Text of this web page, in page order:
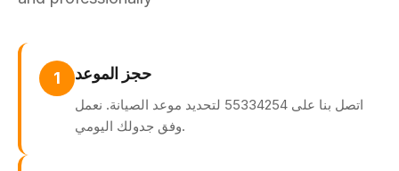
1 حجز الموعد
اتصل بنا على 55334254 لتحديد موعد الصيانة. نعمل
وفق جدولك اليومي.